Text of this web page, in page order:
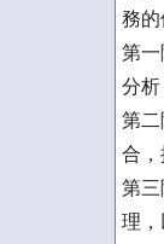
務的
第
分析
第
合，
第
理，